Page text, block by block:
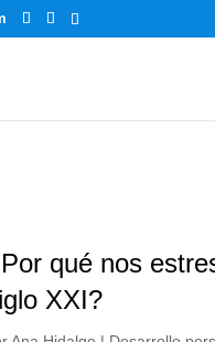
qué nos
XXI?